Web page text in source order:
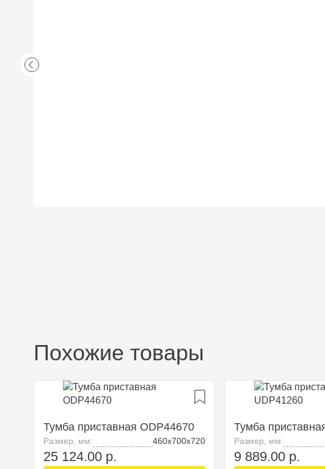
Похожие товары
Тумба приставная ODP44670
Размер, мм: 460х700х720
25 124.00 р.
Тумба
Размер, мм:
9 889.00 р.